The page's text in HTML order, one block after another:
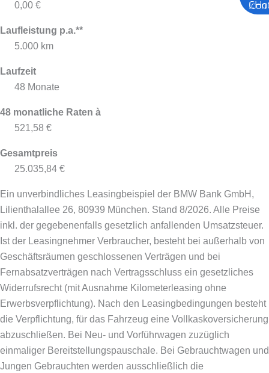
0,00 €
Laufleistung p.a.**
5.000 km
Laufzeit
48 Monate
48 monatliche Raten à
521,58 €
Gesamtpreis
25.035,84 €
Ein unverbindliches Leasingbeispiel der BMW Bank GmbH,
Lilienthalallee 26, 80939 München. Stand 8/2026. Alle Preise
inkl. der gegebenenfalls gesetzlich anfallenden Umsatzsteuer.
Ist der Leasingnehmer Verbraucher, besteht bei außerhalb von
Geschäftsräumen geschlossenen Verträgen und bei
Fernabsatzverträgen nach Vertragsschluss ein gesetzliches
Widerrufsrecht (mit Ausnahme Kilometerleasing ohne
Erwerbsverpflichtung). Nach den Leasingbedingungen besteht
die Verpflichtung, für das Fahrzeug eine Vollkaskoversicherung
abzuschließen. Bei Neu- und Vorführwagen zuzüglich
einmaliger Bereitstellungspauschale. Bei Gebrauchtwagen und
Jungen Gebrauchten werden ausschließlich die